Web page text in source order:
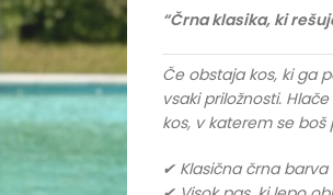
“Črna klasika, ki
Če obstaja kos, ki ga
vsaki priložnosti.
kos, v katerem se
✔ Klasična črna